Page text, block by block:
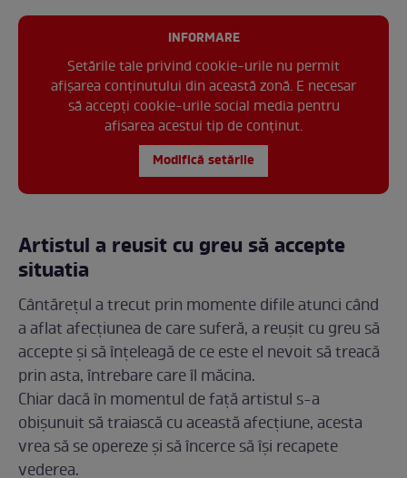
INFORMARE
Setările tale privind cookie-urile nu permit
afișarea conținutului din această zonă. E necesar
să accepți cookie-urile social media pentru
afisarea acestui tip de conținut.
Modifică setările
Artistul a reusit cu greu să accepte
situatia
Cântărețul a trecut prin momente difile atunci când
a aflat afecțiunea de care suferă, a reușit cu greu să
accepte și să înțeleagă de ce este el nevoit să treacă
prin asta, întrebare care îl măcina.
Chiar dacă în momentul de față artistul s-a
obișunuit să traiască cu această afecțiune, acesta
vrea să se opereze și să încerce să își recapete
vederea.